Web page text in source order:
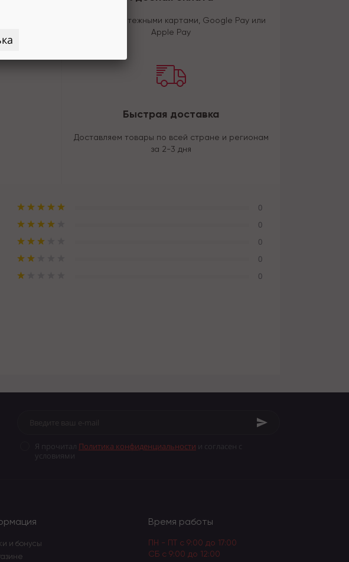
Платите платежными картами, Google Pay или
Apple Pay
Быстрая доставка
Доставляем товары по всей стране и регионам
за 2-3 дня
0
0
0
0
0
Я прочитал Политика конфиденциальности и согласен с
условиями
и бонусы
Время работы
ПН - ПТ с 9:00 до 17:00
СБ с 9:00 до 12:00